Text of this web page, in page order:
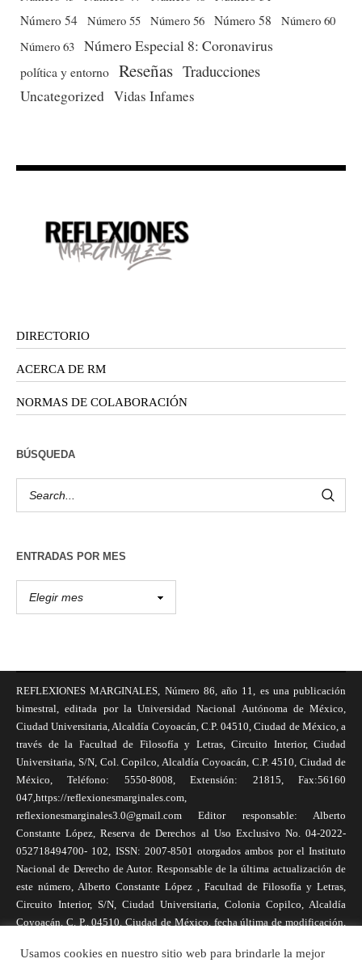
Número 54 Número 55 Número 56 Número 58
Número 60
Número 63 Número Especial 8: Coronavirus
política y entorno Reseñas Traducciones
Uncategorized Vidas Infames
DIRECTORIO
ACERCA DE RM
NORMAS DE COLABORACIÓN
BÚSQUEDA
ENTRADAS POR MES
REFLEXIONES MARGINALES, Número 86, año 11, es una publicación
bimestral, editada por la Universidad Nacional Autónoma de México,
Ciudad Universitaria, Alcaldía Coyoacán, C.P. 04510, Ciudad de México, a
través de la Facultad de Filosofía y Letras, Circuito Interior, Ciudad
Universitaria, S/N, Col. Copilco, Alcaldía Coyoacán, C.P. 4510, Ciudad de
México, Teléfono: 5550-8008, Extensión: 21815, Fax:56160
047,https://reflexionesmarginales.com,
reflexionesmarginales3.0@gmail.com Editor responsable: Alberto
Constante López, Reserva de Derechos al Uso Exclusivo No. 04-2022-
052718494700- 102, ISSN: 2007-8501 otorgados ambos por el Instituto
Nacional de Derecho de Autor. Responsable de la última actualización de
este número, Alberto Constante López , Facultad de Filosofía y Letras,
Circuito Interior, S/N, Ciudad Universitaria, Colonia Copilco, Alcaldía
Coyoacán, C. P., 04510, Ciudad de México, fecha última de modificación,
necesariamente reflejan la postura de la revista, ni de Universidad Nacional
Usamos cookies en nuestro sitio web para brindarle la mejor